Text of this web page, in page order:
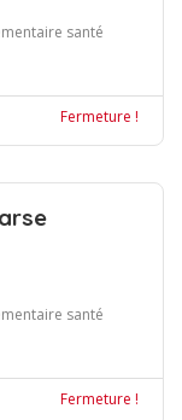
santé
Fermeture !
santé
Fermeture !